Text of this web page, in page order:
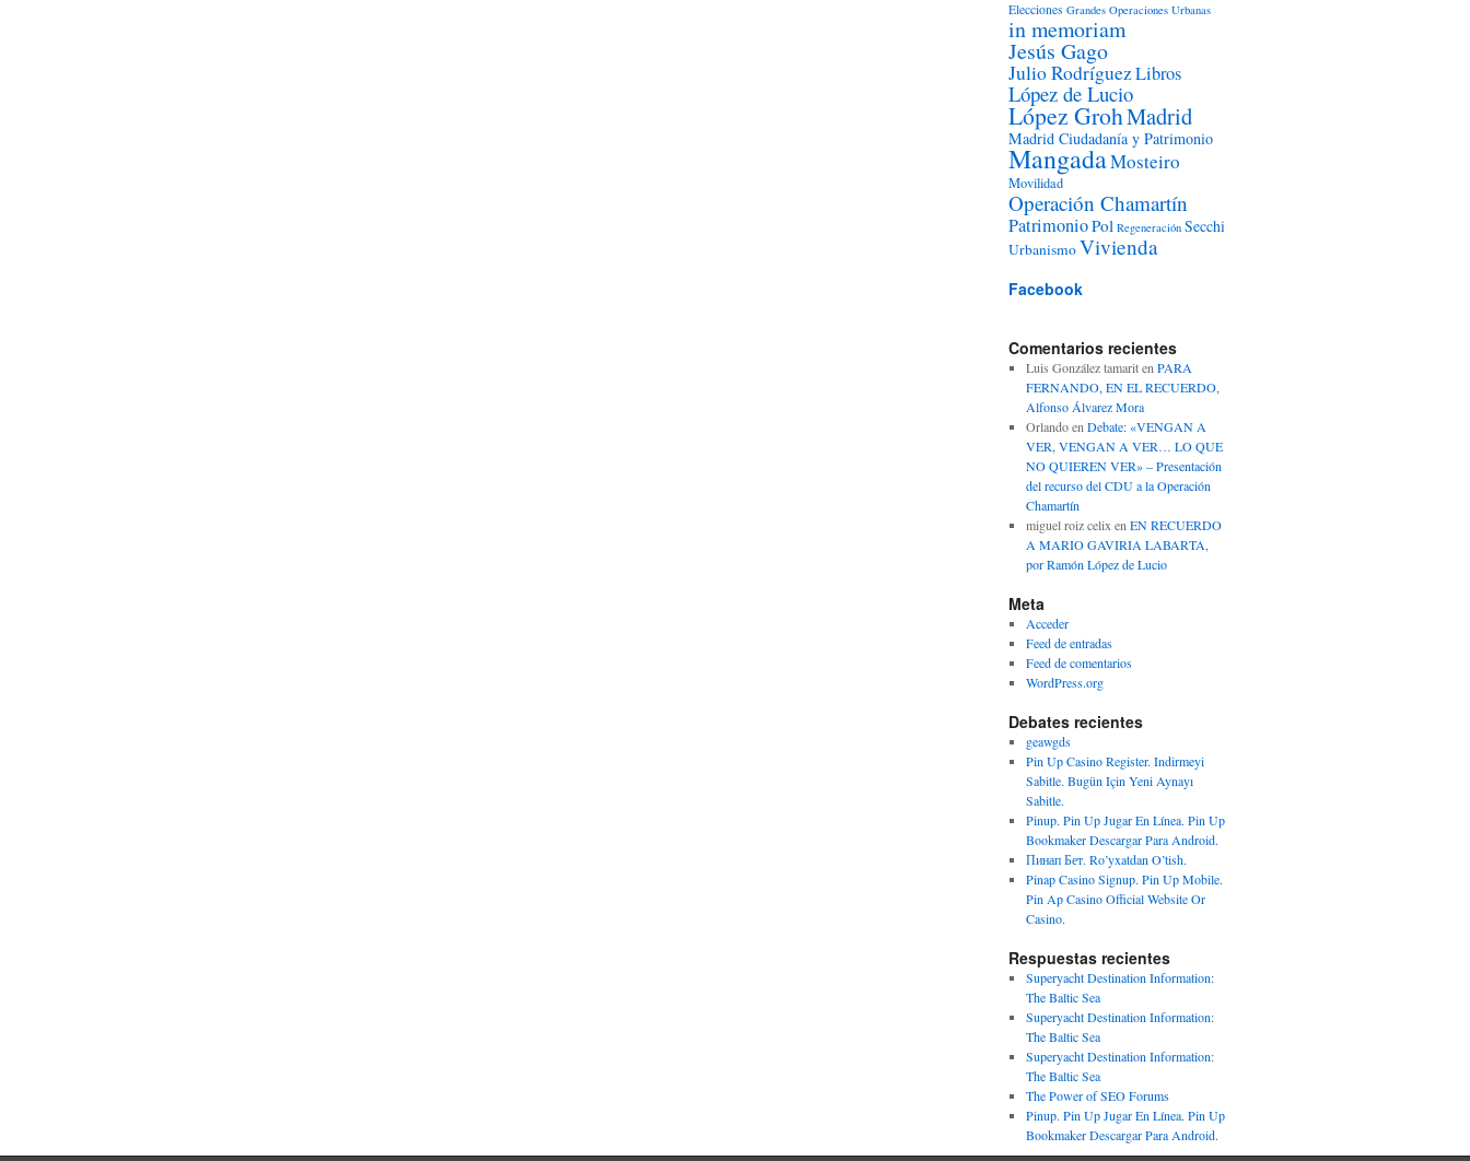
Elecciones Grandes Operaciones Urbanas
in memoriam
Jesús Gago
Julio RodríguezLibros
López de Lucio
López GrohMadrid
Madrid Ciudadanía y Patrimonio
MangadaMosteiro
Movilidad
Operación Chamartín
PatrimonioPol Regeneración Secchi
UrbanismoVivienda
Facebook
Comentarios recientes
Luis González tamariten PARA
FERNANDO, EN EL RECUERDO,
Alfonso Álvarez Mora
Orlandoen Debate: «VENGAN A
VER, VENGAN A VER… LO QUE
NO QUIEREN VER» – Presentación
del recurso del CDU a la Operación
Chamartín
miguel roiz celix en EN RECUERDO
A MARIO GAVIRIA LABARTA,
por Ramón López de Lucio
Meta
Acceder
Feed de entradas
Feed de comentarios
WordPress.org
Debates recientes
geawgds
Pin Up Casino Register. Indirmeyi
Sabitle. Bugün Için Yeni Aynayı
Sabitle.
Pinup. Pin Up Jugar En Línea. Pin Up
Bookmaker Descargar Para Android.
Пинап Бет. Ro’yxatdan O’tish.
Pinap Casino Signup. Pin Up Mobile.
Pin Ap Casino Official Website Or
Casino.
Respuestas recientes
Superyacht Destination Information:
The Baltic Sea
Superyacht Destination Information:
The Baltic Sea
Superyacht Destination Information:
The Baltic Sea
The Power of SEO Forums
Pinup. Pin Up Jugar En Línea. Pin Up
Bookmaker Descargar Para Android.